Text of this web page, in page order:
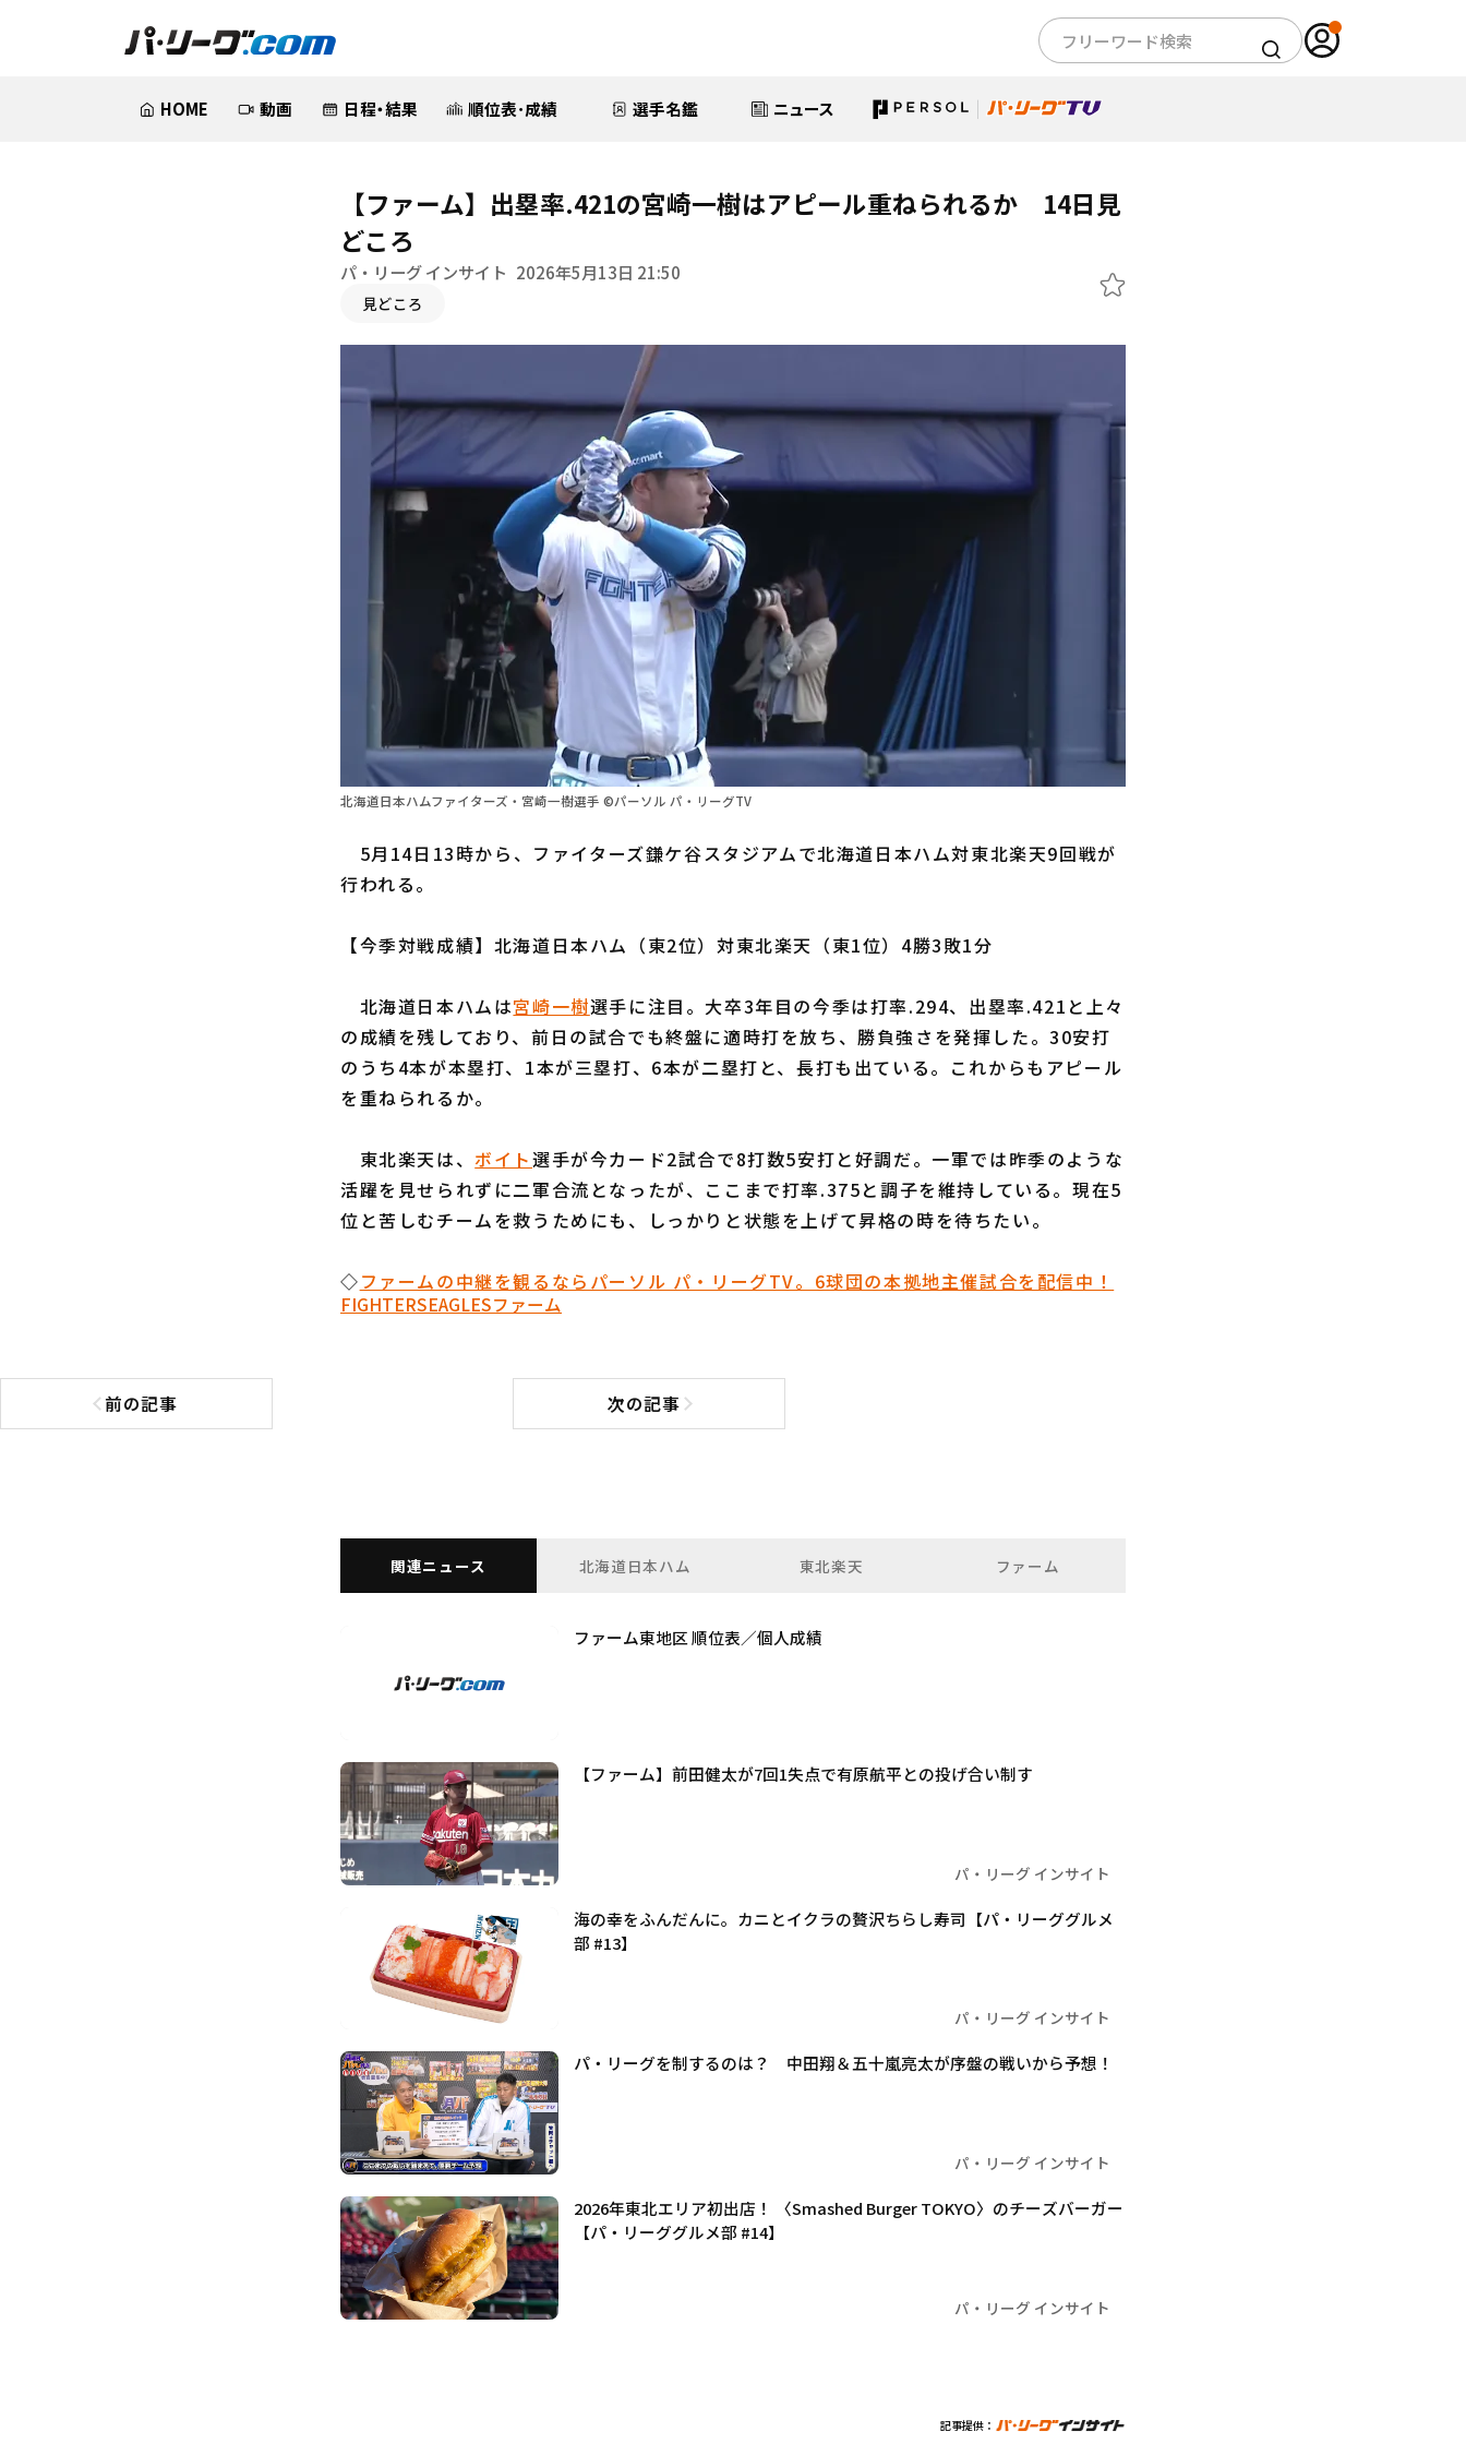
HOME 動画 日程・結果 順位表･成績 選手名鑑 ニュース
【ファーム】出塁率.421の宮崎一樹はアピール重ねられるか 14日見
どころ
パ・リーグ インサイト 2026年5月13日 21:50
見どころ
北海道日本ハムファイターズ・宮崎一樹選手 ©パーソル パ・リーグTV
5月14日13時から、ファイターズ鎌ケ谷スタジアムで北海道日本ハム対東北楽天9回戦が
行われる。
【今季対戦成績】北海道日本ハム（東2位）対東北楽天（東1位）4勝3敗1分
北海道日本ハムは宮崎一樹選手に注目。大卒3年目の今季は打率.294、出塁率.421と上々
の成績を残しており、前日の試合でも終盤に適時打を放ち、勝負強さを発揮した。30安打
のうち4本が本塁打、1本が三塁打、6本が二塁打と、長打も出ている。これからもアピール
を重ねられるか。
東北楽天は、 ボイト選手が今カード2試合で8打数5安打と好調だ。一軍では昨季のような
活躍を見せられずに二軍合流となったが、ここまで打率.375と調子を維持している。現在5
位と苦しむチームを救うためにも、しっかりと状態を上げて昇格の時を待ちたい。
◇ファームの中継を観るならパーソル パ・リーグTV。6球団の本拠地主催試合を配信中！
FIGHTERSEAGLESファーム
前の記事
前の記事へ 次の記事次の記事へ
関連ニュース 北海道日本ハム 東北楽天 ファーム
ファーム東地区 順位表／個人成績
【ファーム】前田健太が7回1失点で有原航平との投げ合い制す
パ・リーグ インサイト
海の幸をふんだんに。カニとイクラの贅沢ちらし寿司【パ・リーググルメ
部 #13】
パ・リーグ インサイト
パ・リーグを制するのは？ 中田翔＆五十嵐亮太が序盤の戦いから予想！
パ・リーグ インサイト
2026年東北エリア初出店！ 〈Smashed Burger TOKYO〉のチーズバーガー
【パ・リーググルメ部 #14】
パ・リーグ インサイト
記事提供：